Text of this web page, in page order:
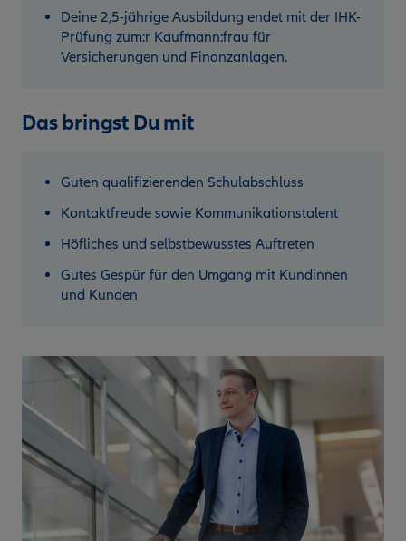
Deine 2,5-jährige Ausbildung endet mit der IHK-
Prüfung zum:r Kaufmann:frau für
Versicherungen und Finanzanlagen.
Das bringst Du mit
Guten qualifizierenden Schulabschluss
Kontaktfreude sowie Kommunikationstalent
Höfliches und selbstbewusstes Auftreten
Gutes Gespür für den Umgang mit Kundinnen
und Kunden